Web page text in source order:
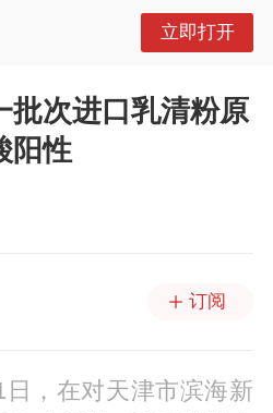
立即打开
批次进口乳清粉原
阳性
订阅
日，在对天津市滨海新